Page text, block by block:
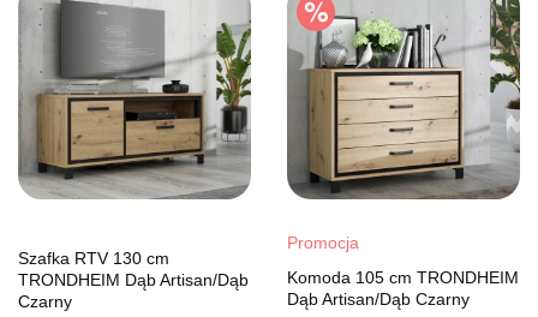
Szafka RTV 130 cm
TRONDHEIM Dąb Artisan/Dąb
Czarny
Promocja
Komoda 105 cm TRONDHEIM
Dąb Artisan/Dąb Czarny